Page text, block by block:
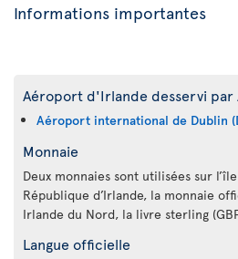
Informations importantes
Aéroport d'Irlande desservi par
Aéroport international de Dublin
Monnaie
Deux monnaies sont utilisées sur
République d’Irlande, la monnaie
Irlande du Nord, la livre sterling
Langue officielle